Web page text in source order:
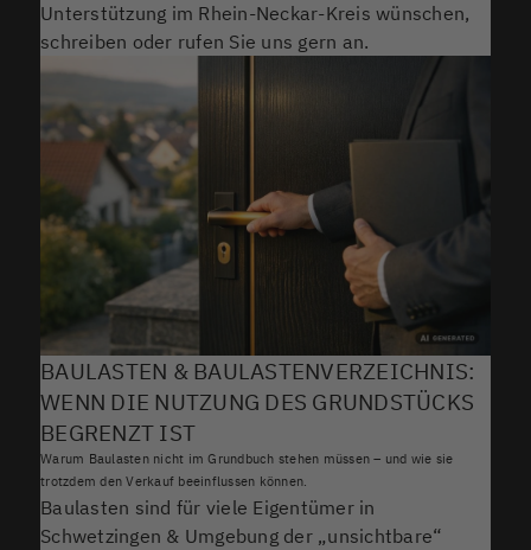
Unterstützung im Rhein-Neckar-Kreis wünschen,
schreiben oder rufen Sie uns gern an.
BAULASTEN & BAULASTENVERZEICHNIS:
WENN DIE NUTZUNG DES GRUNDSTÜCKS
BEGRENZT IST
Warum Baulasten nicht im Grundbuch stehen müssen – und wie sie
trotzdem den Verkauf beeinflussen können.
Baulasten sind für viele Eigentümer in
Schwetzingen & Umgebung der „unsichtbare“